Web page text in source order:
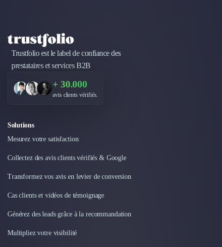
Développement Web
Product Management
Internet of Things (IoT)
Packaging & Emballages
Support Client
Chatbot
Graphisme & Illustration
Design Thinking
Stratégie Digitale
Création de Site Internet
Trustfolio est le label de confiance des
prestataires et services B2B
+ 30.000
avis clients vérifiés.
Solutions
Mesurez votre satisfaction
Collectez des avis clients vérifiés & Google
Transformez vos avis en levier de conversion
Cas clients et vidéos de témoignage
Générez des leads grâce à la recommandation
Multipliez votre visibilité